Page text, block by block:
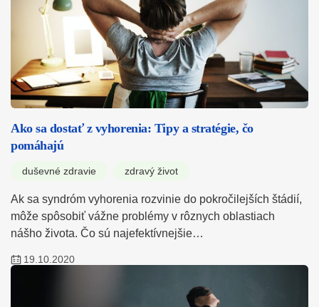
Ako sa dostať z vyhorenia: Tipy a stratégie, čo
pomáhajú
duševné zdravie zdravý život
Ak sa syndróm vyhorenia rozvinie do pokročilejších štádií,
môže spôsobiť vážne problémy v rôznych oblastiach
nášho života. Čo sú najefektívnejšie…
19.10.2020